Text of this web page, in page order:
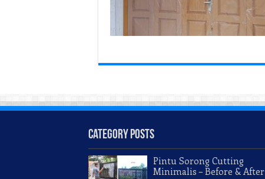
Category Posts
Pintu Sorong Cutting
Minimalis – Before & After